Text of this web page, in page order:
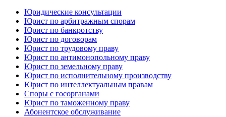
Юридические консультации
Юрист по арбитражным спорам
Юрист по банкротству
Юрист по договорам
Юрист по трудовому праву
Юрист по антимонопольному праву
Юрист по земельному праву
Юрист по исполнительному производству
Юрист по интеллектуальным правам
Споры с госорганами
Юрист по таможенному праву
Абонентское обслуживание